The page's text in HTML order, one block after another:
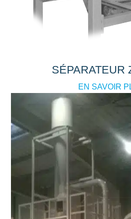
SÉPARATEUR
EN SAVOIR